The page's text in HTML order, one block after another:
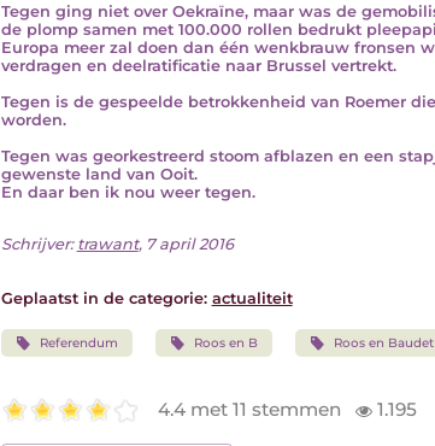
Tegen ging niet over Oekraïne, maar was de
de plomp samen met 100.000 rollen bedrukt
Europa meer zal doen dan één wenkbrauw fronsen
verdragen en deelratificatie naar Brussel vertrekt.
Tegen is de gespeelde betrokkenheid van Roemer
worden.
Tegen was georkestreerd stoom afblazen en een
gewenste land van Ooit.
En daar ben ik nou weer tegen.
Schrijver: trawant, 7 april 2016
Geplaatst in de categorie: actualiteit
Referendum Roos en B Roos en Baudet
4.4 met 11 stemmen 1.195